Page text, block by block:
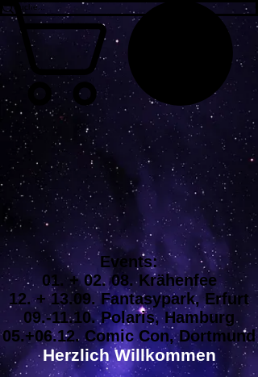
Events:
01. + 02. 08. Krähenfee
12. + 13.09. Fantasypark, Erfurt
09.-11.10. Polaris, Hamburg
05.+06.12. Comic Con, Dortmund
Herzlich Willkommen